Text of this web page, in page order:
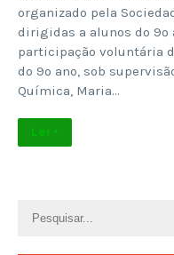
organizado pela
dirigidas a alunos do 9º
participação voluntária
do 9º ano, sob
Química, Maria…
Ler +